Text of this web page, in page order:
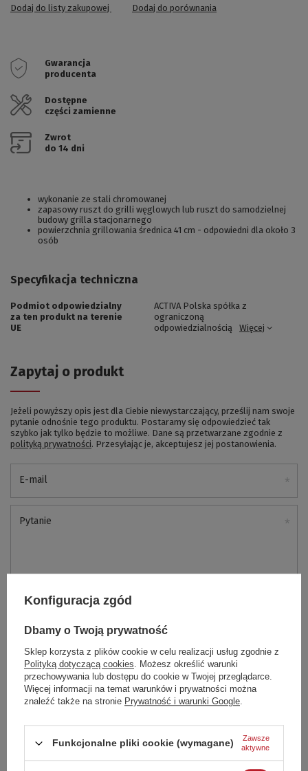
Dodaj do listy zakupowej Dodaj do porównania
Gwarancja
producenta
Dostępne
części zamienne
Zwrot
do 14 dni
wykonanie ze stali chromowanej
zapasowy ruszt do grilli węglowych lub ruszt do samodzielnej
budowy grilla stacjonarnego
powierzchnia grillowania średnica 41 cm - odpowiedni dla około 3
osób
Specyfikacja techniczna
Podmiot odpowiedzialny
za ten produkt na terenie
UE
ACTIVA Polska spółka z
ograniczoną
odpowiedzialnością
Więcej
Zapytaj o produkt
Jeżeli powyższy opis jest dla Ciebie niewystarczający, prześlij nam swoje
pytanie odnośnie tego produktu. Postaramy się odpowiedzieć tak
szybko jak tylko będzie to możliwe. Dane są przetwarzane zgodnie z
polityką prywatności. Przesyłając je, akceptujesz jej postanowienia.
E-mail
Pytanie
Opinie naszych klientów
Liczba wystawionych opinii: 1
Konfiguracja zgód
Dbamy o Twoją prywatność
Sklep korzysta z plików cookie w celu realizacji usług zgodnie z
Polityką dotyczącą cookies. Możesz określić warunki
przechowywania lub dostępu do cookie w Twojej przeglądarce.
Więcej informacji na temat warunków i prywatności można
znaleźć także na stronie Prywatność i warunki Google.
Funkcjonalne pliki cookie (wymagane)
Zawsze
aktywne